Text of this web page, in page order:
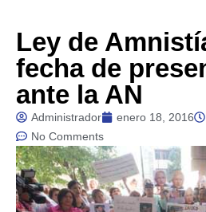
Ley de
fecha de
ante la AN
Administrador enero 18, 2016
No Comments